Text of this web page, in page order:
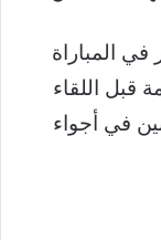
المباراة
قبل اللقاء
في أجواء